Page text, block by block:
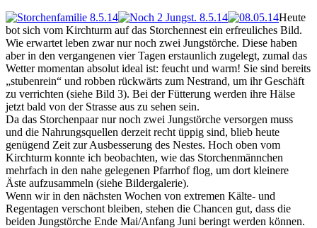
zwei
verbliebenen
Jungstörche
entwickeln
sich
gut
Heute
bot sich vom Kirchturm auf das Storchennest ein erfreuliches Bild.
Wie erwartet leben zwar nur noch zwei Jungstörche. Diese haben
aber in den vergangenen vier Tagen erstaunlich zugelegt, zumal das
Wetter momentan absolut ideal ist: feucht und warm! Sie sind bereits
„stubenrein“ und robben rückwärts zum Nestrand, um ihr Geschäft
zu verrichten (siehe Bild 3). Bei der Fütterung werden ihre Hälse
jetzt bald von der Strasse aus zu sehen sein.
Da das Storchenpaar nur noch zwei Jungstörche versorgen muss
und die Nahrungsquellen derzeit recht üppig sind, blieb heute
genügend Zeit zur Ausbesserung des Nestes. Hoch oben vom
Kirchturm konnte ich beobachten, wie das Storchenmännchen
mehrfach in den nahe gelegenen Pfarrhof flog, um dort kleinere
Äste aufzusammeln (siehe Bildergalerie).
Wenn wir in den nächsten Wochen von extremen Kälte- und
Regentagen verschont bleiben, stehen die Chancen gut, dass die
beiden Jungstörche Ende Mai/Anfang Juni beringt werden können.